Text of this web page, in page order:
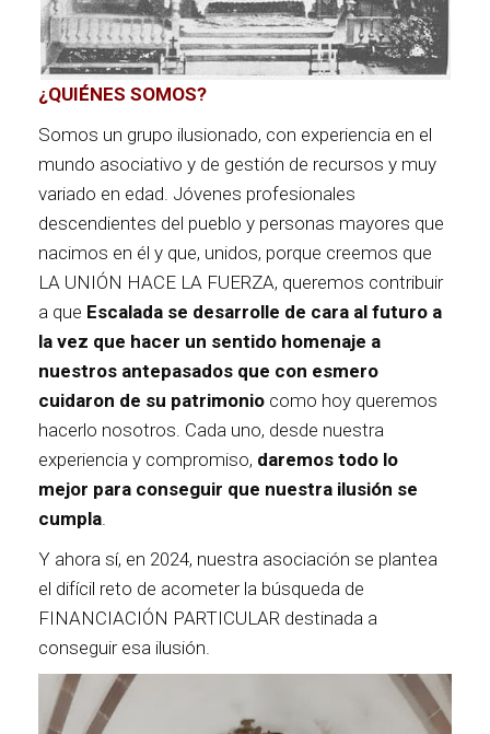
¿QUIÉNES SOMOS?
Somos un grupo ilusionado, con experiencia en el
mundo asociativo y de gestión de recursos y muy
variado en edad. Jóvenes profesionales
descendientes del pueblo y personas mayores que
nacimos en él y que, unidos, porque creemos que
LA UNIÓN HACE LA FUERZA, queremos contribuir
a que Escalada se desarrolle de cara al futuro a
la vez que hacer un sentido homenaje a
nuestros antepasados que con esmero
cuidaron de su patrimonio como hoy queremos
hacerlo nosotros. Cada uno, desde nuestra
experiencia y compromiso, daremos todo lo
mejor para conseguir que nuestra ilusión se
cumpla
Y ahora sí, en 2024, nuestra asociación se plantea
el difícil reto de acometer la búsqueda de
FINANCIACIÓN PARTICULAR destinada a
conseguir esa ilusión.